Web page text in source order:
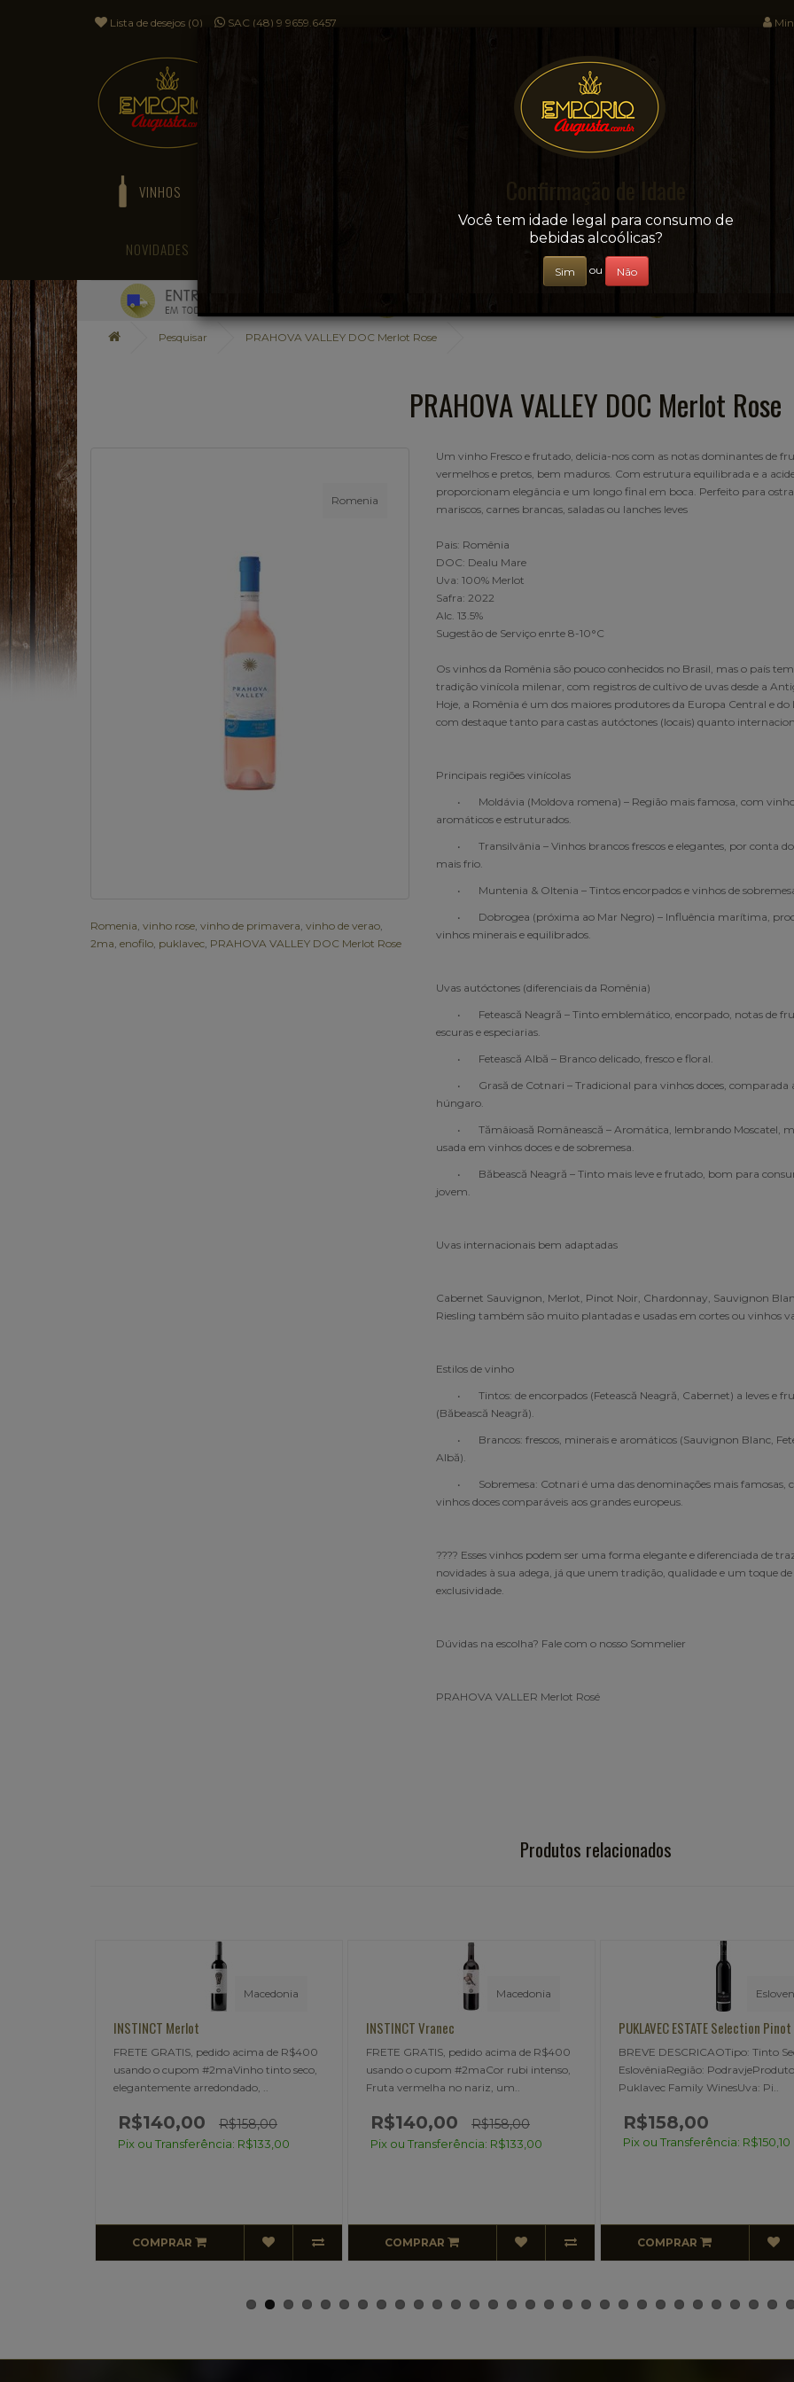
Lista de desejos (0) SAC (48) 9 9659.6457
Sua conveniência e adega on-line!
VINHOS + BEBIDAS
NOVIDADES
Pesquisar PRAHOVA VALLEY DOC Merlot Rose
PRAHOVA VALLEY DOC Merlot Rose
Romenia
Romenia vinho rose vinho de primavera vinho de verao
2ma enofilo puklavec PRAHOVA VALLEY DOC Merlot Rose
Um vinho Fresco e frutado, delicia-nos com as notas dominantes de
vermelhos e pretos, bem maduros. Com estrutura equilibrada e a
proporcionam elegância e um longo final em boca. Perfeito para
mariscos, carnes brancas, saladas ou lanches leves
Pais: Romênia
DOC: Dealu Mare
Uva: 100% Merlot
Safra: 2022
Alc. 13.5%
Sugestão de Serviço enrte 8-10°C
Os vinhos da Romênia são pouco conhecidos no Brasil, mas o país
tradição vinícola milenar, com registros de cultivo de uvas desde a
Hoje, a Romênia é um dos maiores produtores da Europa Central e do
com destaque tanto para castas autóctones (locais) quanto
Principais regiões vinícolas
•
Moldávia (Moldova romena) – Região mais famosa, com
aromáticos e estruturados.
•
Transilvânia – Vinhos brancos frescos e elegantes, por conta
mais frio.
•
Muntenia & Oltenia – Tintos encorpados e vinhos de
•
Dobrogea (próxima ao Mar Negro) – Influência marítima,
vinhos minerais e equilibrados.
Uvas autóctones (diferenciais da Romênia)
•
Fetească Neagră – Tinto emblemático, encorpado, notas de
escuras e especiarias.
•
Fetească Albă – Branco delicado, fresco e floral.
•
Grasă de Cotnari – Tradicional para vinhos doces, comparada
húngaro.
•
Tămâioasă Românească – Aromática, lembrando Moscatel,
usada em vinhos doces e de sobremesa.
•
Băbească Neagră – Tinto mais leve e frutado, bom para
jovem.
Uvas internacionais bem adaptadas
Cabernet Sauvignon, Merlot, Pinot Noir, Chardonnay, Sauvignon
Riesling também são muito plantadas e usadas em cortes ou vinhos
Estilos de vinho
•
Tintos: de encorpados (Fetească Neagră, Cabernet) a leves e
(Băbească Neagră).
•
Brancos: frescos, minerais e aromáticos (Sauvignon Blanc,
Albă).
•
Sobremesa: Cotnari é uma das denominações mais famosas,
vinhos doces comparáveis aos grandes europeus.
???? Esses vinhos podem ser uma forma elegante e diferenciada de
novidades à sua adega, já que unem tradição, qualidade e um toque de
exclusividade.
Dúvidas na escolha? Fale com o nosso Sommelier
PRAHOVA VALLER Merlot Rosé
Produtos relacionados
Macedonia
INSTINCT Vranec
FRETE GRATIS, pedido acima de R$400
usando o cupom #2maCor rubi intenso,
Fruta vermelha no nariz, um..
R$140,00 R$158,00
Pix ou Transferência: R$133,00
COMPRAR
Eslovenia
PUKLAVEC ESTATE Selection Pinot Noir
BREVE DESCRICAOTipo: Tinto SecoPaís:
EslovêniaRegião: PodravjeProdutor:
Puklavec Family WinesUva: Pi..
R$158,00
Pix ou Transferência: R$150,10
COMPRAR
KAKABADZE Saperavi rose
FRETE GRATIS, pedido acima
usando o cupom #2maBREVE
DESCRICAOClique Aqui e Leia
ESGOTADO
Confirmação de Idade
Você tem idade legal para consumo de
bebidas alcoólicas?
Sim ou Não